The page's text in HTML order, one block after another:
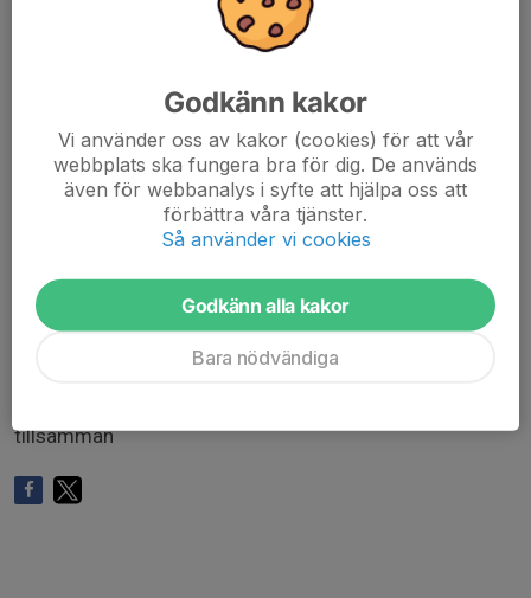
Max 40 deltagare, spinningpasset är dock begränsat till
30 deltagare i turordning efter anmälan (blir vi fler får
Vi är glada att kunna presentera och erbjuda en helt ny
träningsupplevelse för alla TOK medlemmar – en
energifylld gruppträning som kombinerar styrka och
spinning under ledning av Åsa Sjölander!
Denna träningsform passar dig som vill utmana både
kondition och styrka i ett och samma pass. Alla är lika
välkomna oavsett om man är nybörjare eller vana
träningsentusiaster.
tillsamman
Godkänn kakor
Vi använder oss av kakor (cookies) för att vår
webbplats ska fungera bra för dig. De används
även för webbanalys i syfte att hjälpa oss att
förbättra våra tjänster.
Så använder vi cookies
Godkänn alla kakor
Bara nödvändiga